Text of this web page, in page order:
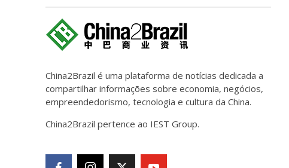
China2Brazil é uma plataforma de notícias dedicada a
compartilhar informações sobre economia, negócios,
empreendedorismo, tecnologia e cultura da China.
China2Brazil pertence ao IEST Group.